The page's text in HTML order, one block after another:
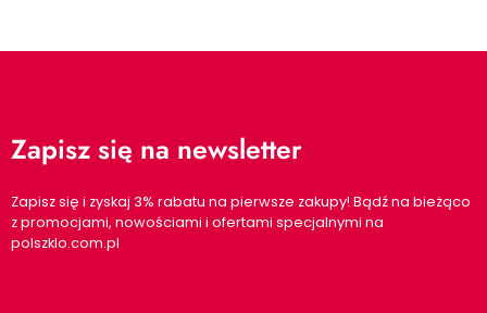
Zapisz się na newsletter
Zapisz się i zyskaj 3% rabatu na pierwsze zakupy! Bądź na bieżąco
z promocjami, nowościami i ofertami specjalnymi na
polszklo.com.pl